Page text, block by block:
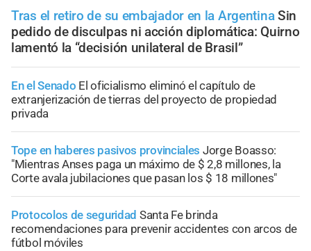
Tras el retiro de su embajador en la Argentina Sin
pedido de disculpas ni acción diplomática: Quirno
lamentó la “decisión unilateral de Brasil”
En el Senado El oficialismo eliminó el capítulo de
extranjerización de tierras del proyecto de propiedad
privada
Tope en haberes pasivos provinciales Jorge Boasso:
"Mientras Anses paga un máximo de $ 2,8 millones, la
Corte avala jubilaciones que pasan los $ 18 millones"
Protocolos de seguridad Santa Fe brinda
recomendaciones para prevenir accidentes con arcos de
fútbol móviles